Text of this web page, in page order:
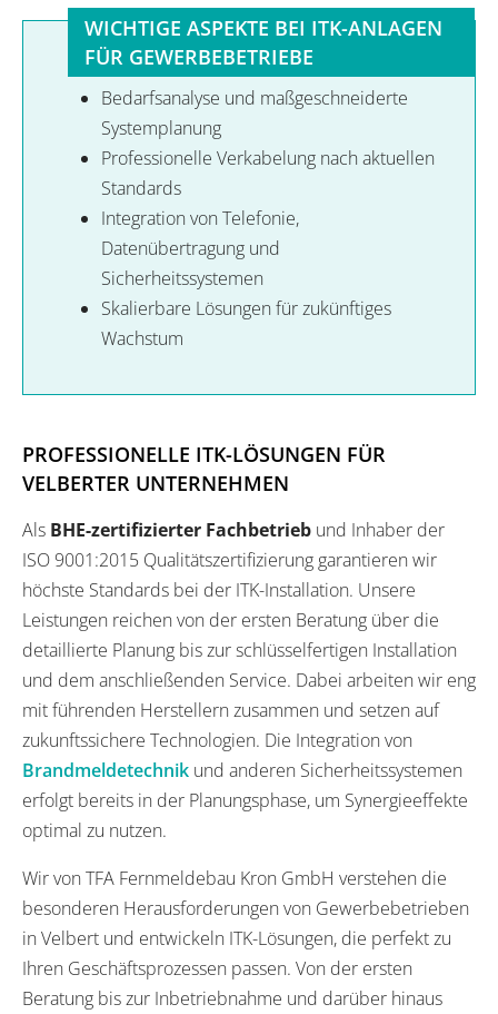
WICHTIGE ASPEKTE BEI ITK-ANLAGEN
FÜR GEWERBEBETRIEBE
Bedarfsanalyse und maßgeschneiderte
Systemplanung
Professionelle Verkabelung nach aktuellen
Standards
Integration von Telefonie,
Datenübertragung und
Sicherheitssystemen
Skalierbare Lösungen für zukünftiges
Wachstum
PROFESSIONELLE ITK-LÖSUNGEN FÜR
VELBERTER UNTERNEHMEN
Als BHE-zertifizierter Fachbetrieb und Inhaber der
ISO 9001:2015 Qualitätszertifizierung garantieren wir
höchste Standards bei der ITK-Installation. Unsere
Leistungen reichen von der ersten Beratung über die
detaillierte Planung bis zur schlüsselfertigen Installation
und dem anschließenden Service. Dabei arbeiten wir eng
mit führenden Herstellern zusammen und setzen auf
zukunftssichere Technologien. Die Integration von
Brandmeldetechnik und anderen Sicherheitssystemen
erfolgt bereits in der Planungsphase, um Synergieeffekte
optimal zu nutzen.
Wir von TFA Fernmeldebau Kron GmbH verstehen die
besonderen Herausforderungen von Gewerbebetrieben
in Velbert und entwickeln ITK-Lösungen, die perfekt zu
Ihren Geschäftsprozessen passen. Von der ersten
Beratung bis zur Inbetriebnahme und darüber hinaus